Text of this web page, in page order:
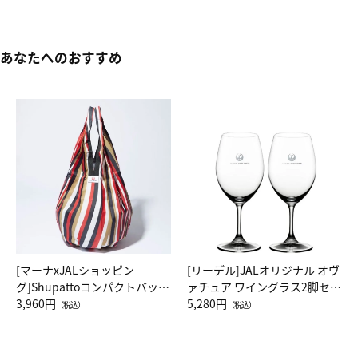
あなたへのおすすめ
[マーナxJALショッピン
グ]Shupattoコンパクトバッグ
Drop JAL客室乗務員（LC）ス
3,960円 （税込）
[リーデル]JALオリジナル オヴ
ァチュア ワイングラス2脚セッ
ト（レッドワイン）
5,280円 （税込）